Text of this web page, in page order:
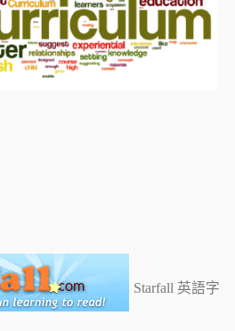
Starfall 英語字